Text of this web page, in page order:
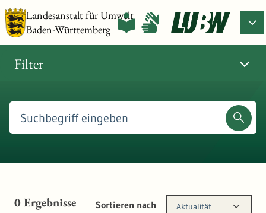
Landesanstalt für Umwelt
Baden-Württemberg
Filter
0Ergebnisse Sortieren nach Aktualität